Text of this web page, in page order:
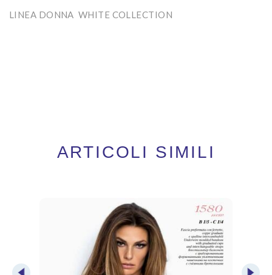
LINEA DONNA WHITE COLLECTION
ARTICOLI SIMILI